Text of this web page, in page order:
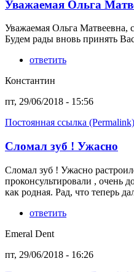
Уважаемая Ольга
Уважаемая Ольга Матвеевна,
Будем рады вновь принять
ответить
Константин
пт, 29/06/2018 - 15:56
Постоянная ссылка (Permalink)
Сломал зуб ! Ужасно
Сломал зуб ! Ужасно
проконсультировали , очень
как родная. Рад, что теперь
ответить
Emeral Dent
пт, 29/06/2018 - 16:26